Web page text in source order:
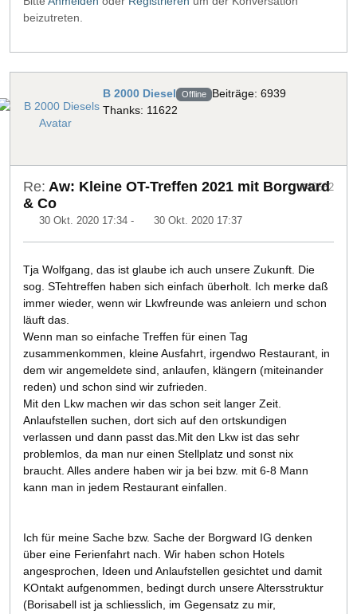
beizutreten.
B 2000 Diesel Offline Beiträge: 6939
Thanks: 11622
Re: Aw: Kleine OT-Treffen 2021 mit Borgward
& Co
30 Okt. 2020 17:34 - 30 Okt. 2020 17:37
#40682
Tja Wolfgang, das ist glaube ich auch unsere Zukunft. Die
sog. STehtreffen haben sich einfach überholt. Ich merke daß
immer wieder, wenn wir Lkwfreunde was anleiern und schon
läuft das.
Wenn man so einfache Treffen für einen Tag
zusammenkommen, kleine Ausfahrt, irgendwo Restaurant, in
dem wir angemeldete sind, anlaufen, klängern (miteinander
reden) und schon sind wir zufrieden.
Mit den Lkw machen wir das schon seit langer Zeit.
Anlaufstellen suchen, dort sich auf den ortskundigen
verlassen und dann passt das.Mit den Lkw ist das sehr
problemlos, da man nur einen Stellplatz und sonst nix
braucht. Alles andere haben wir ja bei bzw. mit 6-8 Mann
kann man in jedem Restaurant einfallen.
Ich für meine Sache bzw. Sache der Borgward IG denken
über eine Ferienfahrt nach. Wir haben schon Hotels
angesprochen, Ideen und Anlaufstellen gesichtet und damit
KOntakt aufgenommen, bedingt durch unsere Altersstruktur
(Borisabell ist ja schliesslich, im Gegensatz zu mir,